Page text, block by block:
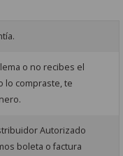
o no recibes el
lo compraste, te
Autorizado
boleta o factura